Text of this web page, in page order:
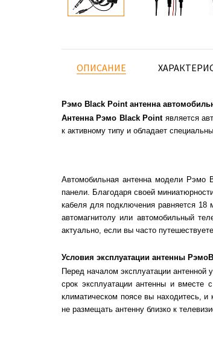
ОПИСАНИЕ
Рэмо Black Point антенна
Антенна Рэмо Black Pointявляется
к активному типу и обладает
Автомобильная антенна модели Рэмо
панели. Благодаря своей
кабеля для подключения равняется
автомагнитолу или автомобильный
актуально, если вы часто
Условия эксплуатации антенны
Перед началом эксплуатации антенной
срок эксплуатации антенны и
климатическом поясе вы находитесь,
не размещать антенну близко к